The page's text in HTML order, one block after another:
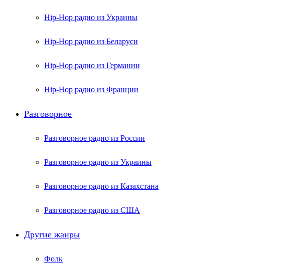
Hip-Hop радио из Украины
Hip-Hop радио из Беларуси
Hip-Hop радио из Германии
Hip-Hop радио из Франции
Разговорное
Разговорное радио из России
Разговорное радио из Украины
Разговорное радио из Казахстана
Разговорное радио из США
Другие жанры
Фолк